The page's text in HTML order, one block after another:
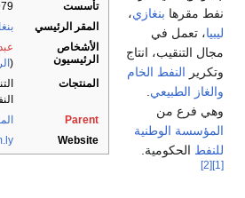
تأسست
المقر الرئيسي
الأشخاص
الرئيسيون
(
المنتجات
Parent
Website
.ly
نفط مقرها بنغازي،
ليبيا، تعمل في
مجال التنقيب، انتاج
وتكرير النفط الخام
والغاز الطبيعي
وهي فرع من
المؤسسة الوطنية
للنفط الحكومية.
[1]
[2]